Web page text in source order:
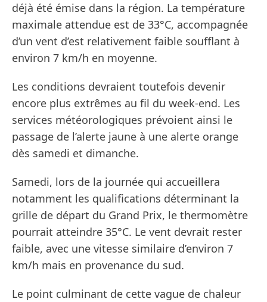
déjà été émise dans la région. La température
maximale attendue est de 33°C, accompagnée
d’un vent d’est relativement faible soufflant à
environ 7 km/h en moyenne.
Les conditions devraient toutefois devenir
encore plus extrêmes au fil du week-end. Les
services météorologiques prévoient ainsi le
passage de l’alerte jaune à une alerte orange
dès samedi et dimanche.
Samedi, lors de la journée qui accueillera
notamment les qualifications déterminant la
grille de départ du Grand Prix, le thermomètre
pourrait atteindre 35°C. Le vent devrait rester
faible, avec une vitesse similaire d’environ 7
km/h mais en provenance du sud.
Le point culminant de cette vague de chaleur